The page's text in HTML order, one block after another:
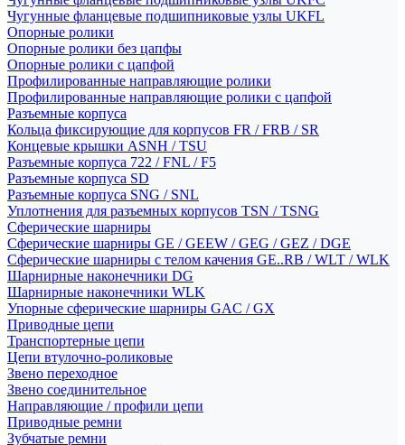
Чугунные фланцевые подшипниковые узлы UKFL
Опорные ролики
Опорные ролики без цапфы
Опорные ролики с цапфой
Профилированные направляющие ролики
Профилированные направляющие ролики с цапфой
Разъемные корпуса
Кольца фиксирующие для корпусов FR / FRB / SR
Концевые крышки ASNH / TSU
Разъемные корпуса 722 / FNL / F5
Разъемные корпуса SD
Разъемные корпуса SNG / SNL
Уплотнения для разъемных корпусов TSN / TSNG
Сферические шарниры
Сферические шарниры GE / GEEW / GEG / GEZ / DGE
Сферические шарниры с телом качения GE..RB / WLT / WLK
Шарнирные наконечники DG
Шарнирные наконечники WLK
Упорные сферические шарниры GAC / GX
Приводные цепи
Транспортерные цепи
Цепи втулочно-роликовые
Звено переходное
Звено соединительное
Направляющие / профили цепи
Приводные ремни
Зубчатые ремни